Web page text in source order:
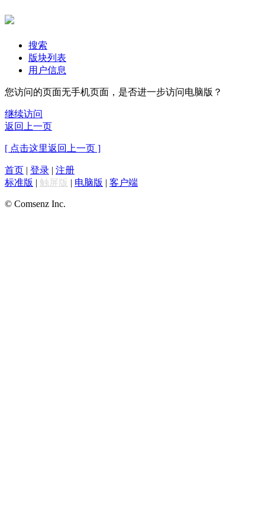
搜索
版块列表
用户信息
您访问的页面无手机页面，是否进一步访问电脑版？
继续访问
返回上一页
[ 点击这里返回上一页 ]
首页 | 登录 | 注册
标准版 | 触屏版 | 电脑版 | 客户端
© Comsenz Inc.